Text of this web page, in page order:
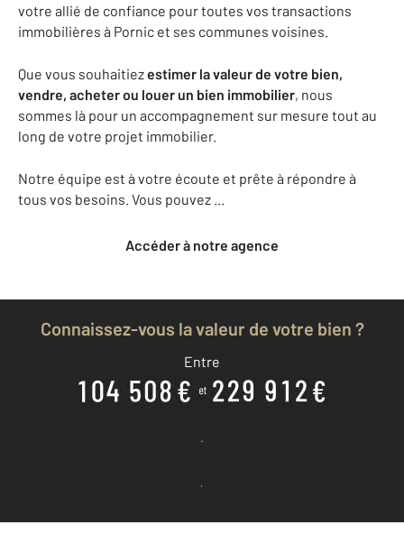
votre allié de confiance pour toutes vos transactions
immobilières à Pornic et ses communes voisines.
Que vous souhaitiezestimer la valeur de votre bien,
vendre, acheter ou louer un bien immobilier, nous
sommes là pour un accompagnement sur mesure tout au
long de votre projet immobilier.
Notre équipe est à votre écoute et prête à répondre à
tous vos besoins. Vous pouvez ...
Accéder à notre agence
Connaissez-vous la valeur de votre bien ?
Entre
Je découvre combien vaut mon bien
Je demande une estimation à mon agence